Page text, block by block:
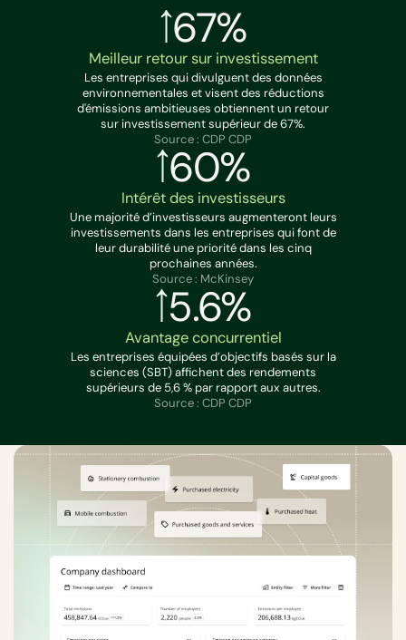
67%
Meilleur retour sur investissement
Les entreprises qui divulguent des données
environnementales et visent des réductions
d'émissions ambitieuses obtiennent un retour
sur investissement supérieur de 67%.
Source : CDP CDP
60%
Intérêt des investisseurs
Une majorité d’investisseurs augmenteront leurs
investissements dans les entreprises qui font de
leur durabilité une priorité dans les cinq
prochaines années.
Source : McKinsey
5.6%
Avantage concurrentiel
Les entreprises équipées d’objectifs basés sur la
sciences (SBT) affichent des rendements
supérieurs de 5,6 % par rapport aux autres.
Source : CDP CDP